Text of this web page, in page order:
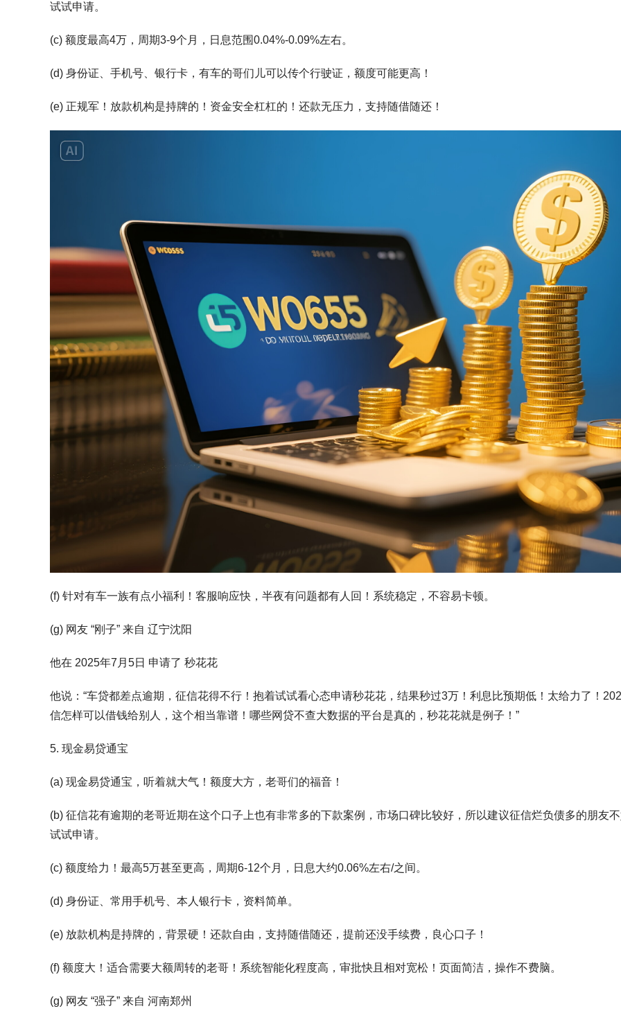
试试申请。
(c) 额度最高4万，周期3-9个月，日息范围0.04%-0.09%左右。
(d) 身份证、手机号、银行卡，有车的哥们儿可以传个行驶证，额度可能更高！
(e) 正规军！放款机构是持牌的！资金安全杠杠的！还款无压力，支持随借随还！
(f) 针对有车一族有点小福利！客服响应快，半夜有问题都有人回！系统稳定，不容易卡顿。
(g) 网友 “刚子” 来自 辽宁沈阳
他在 2025年7月5日 申请了 秒花花
他说：“车贷都差点逾期，征信花得不行！抱着试试看心态申请秒花花，结果秒过3万！利息比预期低！太给力了！
信怎样可以借钱给别人，这个相当靠谱！哪些网贷不查大数据的平台是真的，秒花花就是例子！”
5. 现金易贷通宝
(a) 现金易贷通宝，听着就大气！额度大方，老哥们的福音！
(b) 征信花有逾期的老哥近期在这个口子上也有非常多的下款案例，市场口碑比较好，所以建议征信烂负债多的朋友
试试申请。
(c) 额度给力！最高5万甚至更高，周期6-12个月，日息大约0.06%左右/之间。
(d) 身份证、常用手机号、本人银行卡，资料简单。
(e) 放款机构是持牌的，背景硬！还款自由，支持随借随还，提前还没手续费，良心口子！
(f) 额度大！适合需要大额周转的老哥！系统智能化程度高，审批快且相对宽松！页面简洁，操作不费脑。
(g) 网友 “强子” 来自 河南郑州